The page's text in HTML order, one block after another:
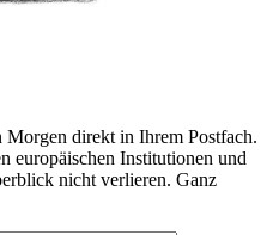
direkt in Ihrem Postfach.
europäischen Institutionen und
nicht verlieren. Ganz